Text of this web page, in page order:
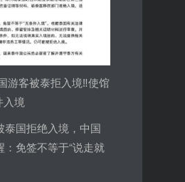
客被泰拒入境‼️使馆
入境
泰国拒绝入境，中国
免签不等于“说走就